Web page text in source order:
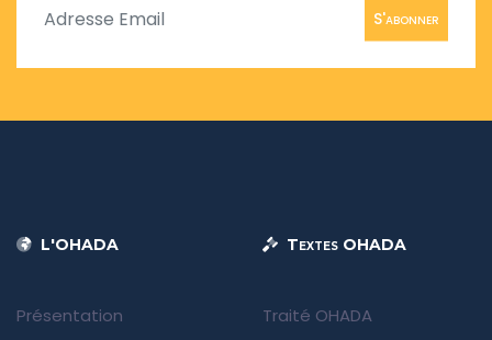
S'abonner
L'OHADA
Présentation
Textes OHADA
Traité OHADA